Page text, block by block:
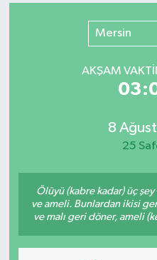
Mersin
AKŞAM
8
25
Ölüyü (kabre kadar) üç
ve ameli. Bunlardan ikisi
ve malı geri döner, ameli
Trafik Durumu
Süper Lig Puan
Son Dakika Haberleri